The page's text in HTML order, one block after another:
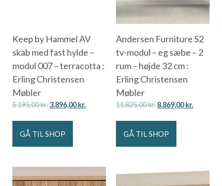
Keep by Hammel AV
skab med fast hylde –
modul 007 – terracotta :
Erling Christensen
Møbler
5.195,00kr.3.896,00kr.
GÅ TIL SHOP
Andersen Furniture S2
tv-modul – eg sæbe – 2
rum – højde 32 cm :
Erling Christensen
Møbler
11.825,00kr. 8.869,00kr.
GÅ TIL SHOP